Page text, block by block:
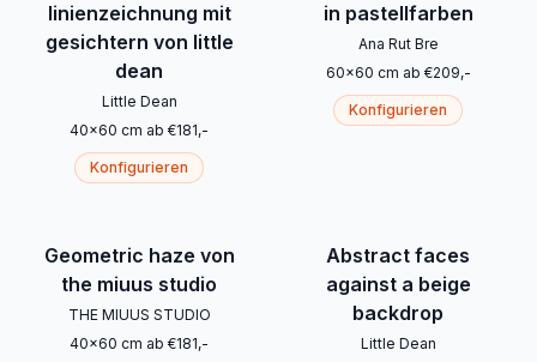
linienzeichnung mit
gesichtern von little
dean
Little Dean
40x60 cm ab €181,-
Konfigurieren
in pastellfarben
Ana Rut Bre
60x60 cm ab €209,-
Konfigurieren
Geometric haze von
the miuus studio
THE MIUUS STUDIO
40x60 cm ab €181,-
Abstract faces
against a beige
backdrop
Little Dean